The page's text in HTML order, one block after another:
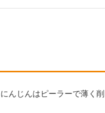
にんじんはピーラーで薄く